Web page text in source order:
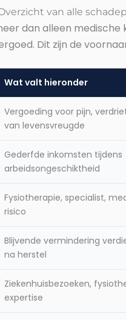
van alle
dan alleen
Dit zijn de
Wat valt hieronder
Vergoeding voor pijn,
van levensvreugde
Gederfde inkomsten tijdens
arbeidsongeschiktheid
Fysiotherapie, specialist,
risico
Blijvende vermindering
na herstel
Ziekenhuisbezoeken,
expertise